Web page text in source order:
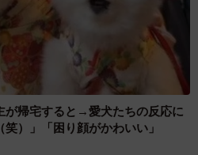
が帰宅すると→愛犬たちの反応に
笑）」「困り顔がかわいい」